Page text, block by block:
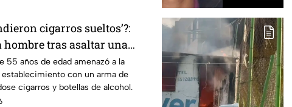
cigarros sueltos’?:
hombre tras asaltar una
más de 30 cajetillas en
55 años de edad amenazó a la
establecimiento con un arma de
cigarros y botellas de alcohol.